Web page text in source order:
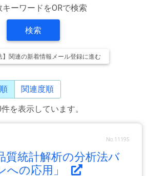
キーワードをORで検索
検索
】関連の新着情報メール登録に進む
関連度順
を表示しています。
No.11195
質統計解析の分析法バ
への応用」